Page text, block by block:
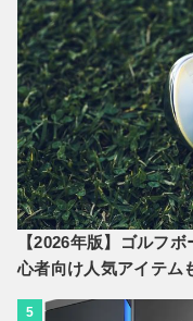
【2026年版】ゴルフ
心者向け人気アイテム
5